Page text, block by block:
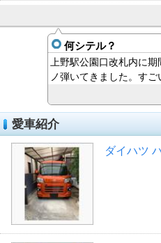
何シテル？
上野駅公園口改札内に
ノ弾いてきました。す
愛車紹介
ダイハツ